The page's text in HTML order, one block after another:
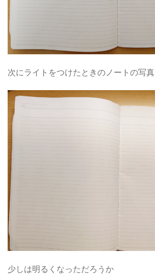
次にライトをつけたときのノートの写真
少しは明るくなっただろうか